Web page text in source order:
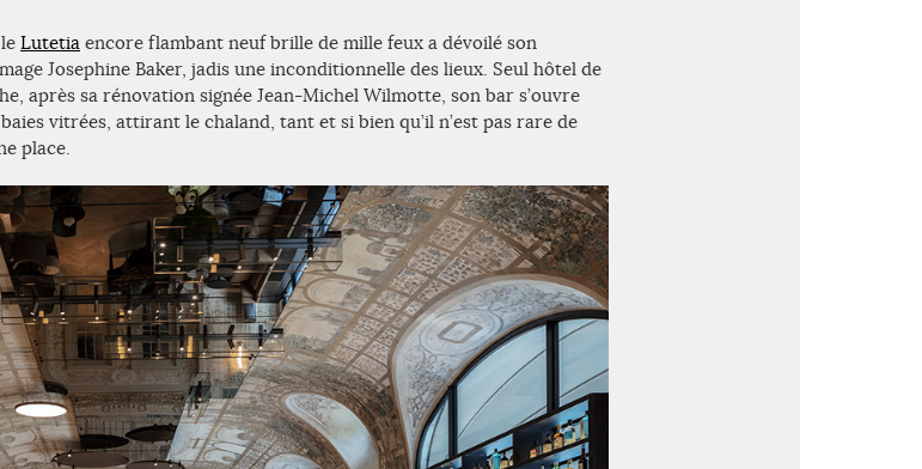
Lutetia encore flambant neuf brille de mille feux a dévoilé son
Josephine Baker, jadis une inconditionnelle des lieux. Seul hôtel de
après sa rénovation signée Jean-Michel Wilmotte, son bar s’ouvre
vitrées, attirant le chaland, tant et si bien qu’il n’est pas rare de
place.